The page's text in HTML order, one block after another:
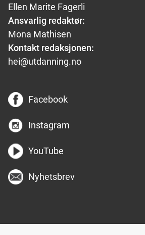
Ellen Marite Fagerli
Ansvarlig redaktør:
Mona Mathisen
Kontakt redaksjonen:
hei@utdanning.no
Facebook
Instagram
YouTube
Nyhetsbrev